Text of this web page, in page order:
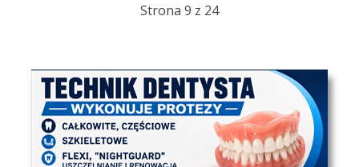
Strona 9 z 24